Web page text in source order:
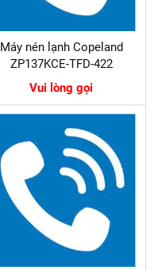
Máy nén lạnh Copeland
ZP137KCE-TFD-422
Vui lòng gọi